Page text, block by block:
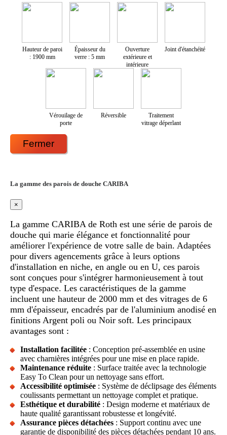
Hauteur de paroi
: 1900 mm
Épaisseur du
verre : 5 mm
Ouverture
extérieure et
intérieure
Joint d'étanchéité
Vérouilage de
porte
Réversible
Traitement
vitrage déperlant
Fermer
La gamme des parois de douche CARIBA
×
La gamme CARIBA de Roth est une série de parois de
douche qui marie élégance et fonctionnalité pour
améliorer l'expérience de votre salle de bain. Adaptées
pour divers agencements grâce à leurs options
d'installation en niche, en angle ou en U, ces parois
sont conçues pour s'intégrer harmonieusement à tout
type d'espace. Les caractéristiques de la gamme
incluent une hauteur de 2000 mm et des vitrages de 6
mm d'épaisseur, encadrés par de l'aluminium anodisé en
finitions Argent poli ou Noir soft. Les principaux
avantages sont :
Installation facilitée : Conception pré-assemblée en usine
avec charnières intégrées pour une mise en place rapide.
Maintenance réduite : Surface traitée avec la technologie
Easy To Clean pour un nettoyage sans effort.
Accessibilité optimisée : Système de déclipsage des éléments
coulissants permettant un nettoyage complet et pratique.
Esthétique et durabilité : Design moderne et matériaux de
haute qualité garantissant robustesse et longévité.
Assurance pièces détachées : Support continu avec une
garantie de disponibilité des pièces détachées pendant 10 ans.